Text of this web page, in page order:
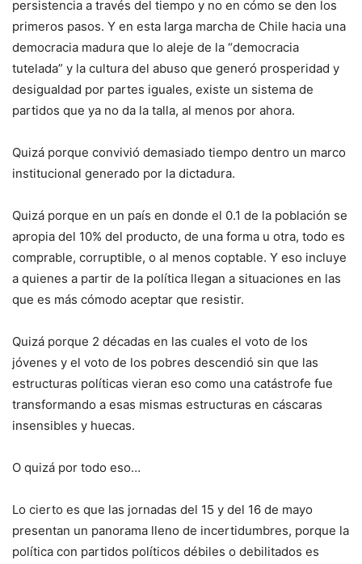
persistencia a través del tiempo y no en cómo se den los
primeros pasos. Y en esta larga marcha de Chile hacia una
democracia madura que lo aleje de la “democracia
tutelada” y la cultura del abuso que generó prosperidad y
desigualdad por partes iguales, existe un sistema de
partidos que ya no da la talla, al menos por ahora.
Quizá porque convivió demasiado tiempo dentro un marco
institucional generado por la dictadura.
Quizá porque en un país en donde el 0.1 de la población se
apropia del 10% del producto, de una forma u otra, todo es
comprable, corruptible, o al menos coptable. Y eso incluye
a quienes a partir de la política llegan a situaciones en las
que es más cómodo aceptar que resistir.
Quizá porque 2 décadas en las cuales el voto de los
jóvenes y el voto de los pobres descendió sin que las
estructuras políticas vieran eso como una catástrofe fue
transformando a esas mismas estructuras en cáscaras
insensibles y huecas.
O quizá por todo eso…
Lo cierto es que las jornadas del 15 y del 16 de mayo
presentan un panorama lleno de incertidumbres, porque la
política con partidos políticos débiles o debilitados es